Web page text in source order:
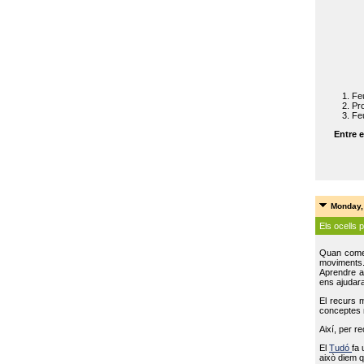
Entre
Els ocells
Quan
Aprendre
ens
El recurs
conceptes
Així, per
ElTudófa
això diem